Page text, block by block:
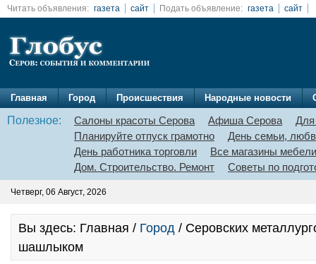
Читать объявления: газета сайт Подать объявление: газета сайт
Главная Город Происшествия Народные новости
Полезное: Салоны красоты Серова Афиша Серова
Для
Планируйте отпуск грамотно
День семьи,
День работника торговли
Все магазины мебели
Дом. Строительство. Ремонт
Советы по
Четверг, 06 Август, 2026
Вы здесь: Главная / Город / Серовских
шашлыком